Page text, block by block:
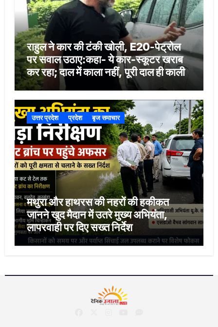
राहुल ने कार की टंकी खोली, E20-पेट्रोल
पर सवाल उठाए:कहा- ये कार-स्कूटर खराब
कर रहा; दाल में काला नहीं, पूरी दाल ही काली
उत्तर प्रदेश प्रदेश बृज समाचार
मथुरा और हाथरस की नहरों की हकीकत
जानने खुद मैदान में उतरे मुख्य अभियंता,
लापरवाही पर दिए सख्त निर्देश